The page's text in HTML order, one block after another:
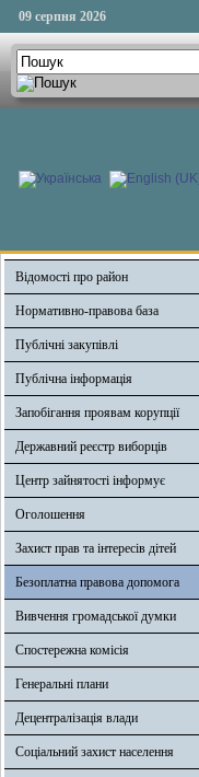
09 серпня 2026
Відомості про район
Нормативно-правова база
Публічні закупівлі
Публічна інформація
Запобігання проявам корупції
Державний реєстр виборців
Центр зайнятості інформує
Оголошення
Захист прав та інтересів дітей
Безоплатна правова допомога
Вивчення громадської думки
Спостережна комісія
Генеральні плани
Децентралізація влади
Соціальний захист населення